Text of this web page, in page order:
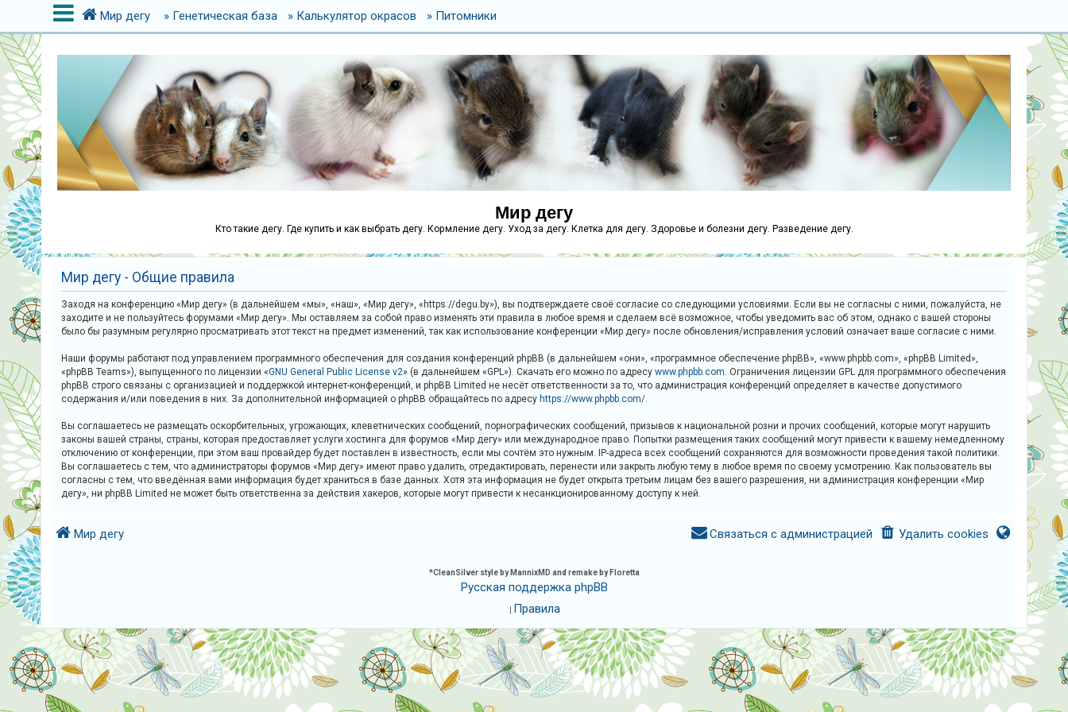
В
х
о
д
Р
е
г
и
с
р
а
ц
и
я
Т
е
м
ы
б
е
з
о
т
в
т
о
в
Мир дегу » Генетическая база » Калькулятор окрасов » Питомники
Мир дегу
Кто такие дегу. Где купить и как выбрать дегу. Кормление дегу. Уход за дегу. Клетка для дегу. Здоровье и болезни дегу. Разведение дегу.
Мир дегу - Общие правила
Заходя на конференцию «Мир дегу» (в дальнейшем «мы», «наш», «Мир дегу», «https://degu.by»), вы подтверждаете своё согласие со следующими условиями. Если вы не согласны с ними, пожалуйста, не
заходите и не пользуйтесь форумами «Мир дегу». Мы оставляем за собой право изменять эти правила в любое время и сделаем всё возможное, чтобы уведомить вас об этом, однако с вашей стороны
было бы разумным регулярно просматривать этот текст на предмет изменений, так как использование конференции «Мир дегу» после обновления/исправления условий означает ваше согласие с ними.
Наши форумы работают под управлением программного обеспечения для создания конференций phpBB (в дальнейшем «они», «программное обеспечение phpBB», «www.phpbb.com», «phpBB Limited»,
«phpBB Teams»), выпущенного по лицензии «GNU General Public License v2» (в дальнейшем «GPL»). Скачать его можно по адресуwww.phpbb.com. Ограничения лицензии GPL для программного обеспечения
phpBB строго связаны с организацией и поддержкой интернет-конференций, и phpBB Limited не несёт ответственности за то, что администрация конференций определяет в качестве допустимого
содержания и/или поведения в них. За дополнительной информацией о phpBB обращайтесь по адресу https://www.phpbb.com/.
Вы соглашаетесь не размещать оскорбительных, угрожающих, клеветнических сообщений, порнографических сообщений, призывов к национальной розни и прочих сообщений, которые могут нарушить
законы вашей страны, страны, которая предоставляет услуги хостинга для форумов «Мир дегу» или международное право. Попытки размещения таких сообщений могут привести к вашему немедленному
отключению от конференции, при этом ваш провайдер будет поставлен в известность, если мы сочтём это нужным. IP-адреса всех сообщений сохраняются для возможности проведения такой политики.
Вы соглашаетесь с тем, что администраторы форумов «Мир дегу» имеют право удалить, отредактировать, перенести или закрыть любую тему в любое время по своему усмотрению. Как пользователь вы
согласны с тем, что введённая вами информация будет храниться в базе данных. Хотя эта информация не будет открыта третьим лицам без вашего разрешения, ни администрация конференции «Мир
дегу», ни phpBB Limited не может быть ответственна за действия хакеров, которые могут привести к несанкционированному доступу к ней.
Мир дегу Удалить cookies
Связаться с администрацией
*CleanSilver style by MannixMD and remake by Floretta
Русская поддержка phpBB
Правила